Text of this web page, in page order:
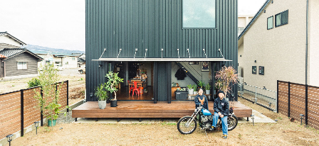
記事を
探す
LL
HOUSE
LINE-
UP